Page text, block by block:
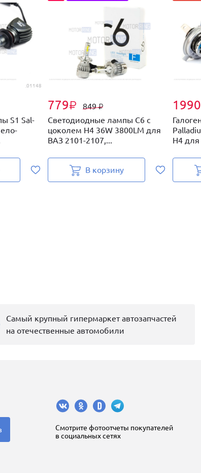
.01148
S1 Sal-
779₽ 849₽
Светодиодные лампы C6 с
цоколем H4 36W 3800LM для
ВАЗ 2101-2107,...
В корзину
1990
H4
Самый крупный гипермаркет автозапчастей
на отечественные автомобили
Cмотрите фотоотчеты покупателей
в социальных сетях